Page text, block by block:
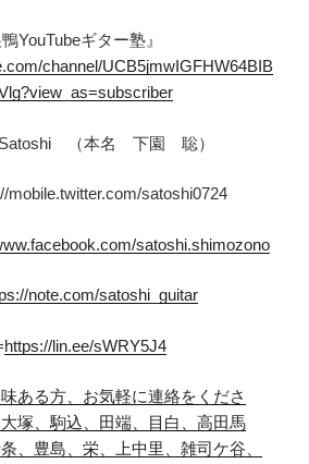
鴨YouTubeギター塾』
channel/UCB5jmwIGFHW64BIB
（本名 下園 聡）
mobile.twitter.com/satoshi0724
satoshi.shimozono
note.com/satoshi_guitar
https://lin.ee/sWRY5J4
ある方、お気軽に連絡をくださ
塚、駒込、田端、目白、高田馬
、豊島、栄、上中里、雑司ケ谷、